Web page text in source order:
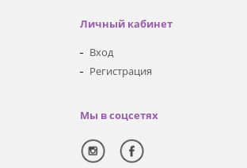
Личный кабинет
Вход
Регистрация
Мы в соцсетях